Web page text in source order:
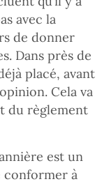
avec la
de donner
Dans près de
placé, avant
Cela va
du règlement
est un
conformer à